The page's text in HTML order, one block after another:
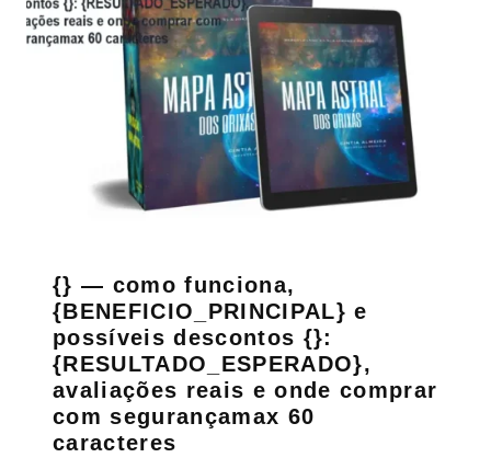
{} — como funciona,
{BENEFICIO_PRINCIPAL} e
possíveis descontos {}:
{RESULTADO_ESPERADO},
avaliações reais e onde comprar
com segurançamax 60
caracteres